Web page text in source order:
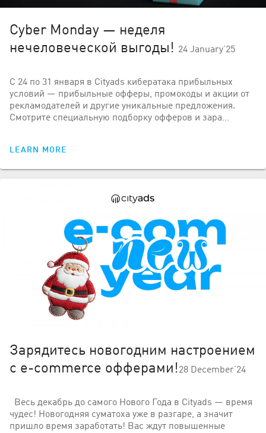
Cyber Monday — неделя
нечеловеческой выгоды! 24 January’25
С 24 по 31 января в Cityads кибератака прибыльных
условий — прибыльные офферы, промокоды и акции от
рекламодателей и другие уникальные предложения.
Смотрите специальную подборку офферов и зара…
LEARN MORE
Зарядитесь новогодним настроением
с e-commerce офферами!28 December’24
Весь декабрь до самого Нового Года в Cityads — время
чудес! Новогодняя суматоха уже в разгаре, а значит
пришло время заработать! Вас ждут повышенные